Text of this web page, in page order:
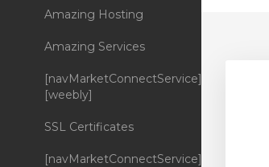
Amazing Hosting
Amazing Services
[navMarketConnectService]
[weebly]
SSL Certificates
[navMarketConnectService]